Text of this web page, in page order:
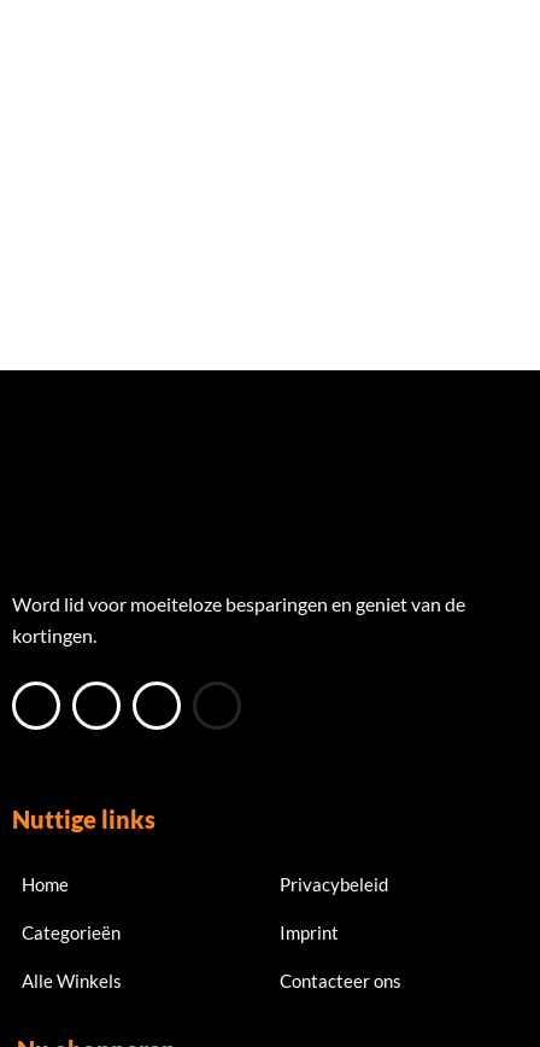
Word lid voor moeiteloze besparingen en geniet van de
kortingen.
Nuttige links
Home
Categorieën
Alle Winkels
Privacybeleid
Imprint
Contacteer ons